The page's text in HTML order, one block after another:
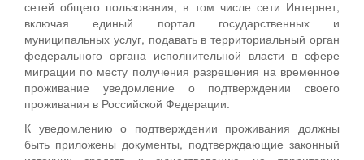
сетей общего пользования, в том числе сети Интернет,
включая единый портал государственных и
муниципальных услуг, подавать в территориальный орган
федерального органа исполнительной власти в сфере
миграции по месту получения разрешения на временное
проживание уведомление о подтверждении своего
проживания в Российской Федерации.
К уведомлению о подтверждении проживания должны
быть приложены документы, подтверждающие законный